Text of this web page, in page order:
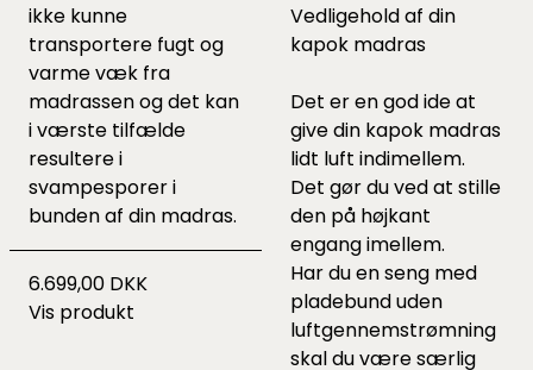
ikke kunne
transportere fugt og
varme væk fra
madrassen og det kan
i værste tilfælde
resultere i
svampesporer i
bunden af din madras.
6.699,00 DKK
Vis produkt
Vedligehold af din
kapok madras
Det er en god ide at
give din kapok madras
lidt luft indimellem.
Det gør du ved at stille
den på højkant
engang imellem.
Har du en seng med
pladebund uden
luftgennemstrømning
skal du være særlig